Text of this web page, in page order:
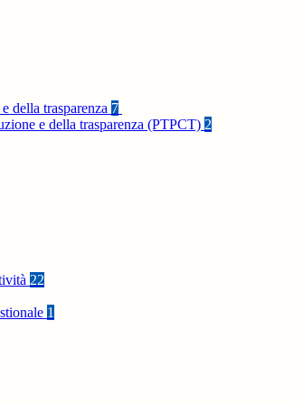
della trasparenza 7
e della trasparenza (PTPCT) 2
22
1